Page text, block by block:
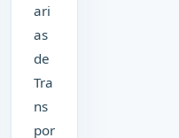
ari
as
de
Tra
ns
por